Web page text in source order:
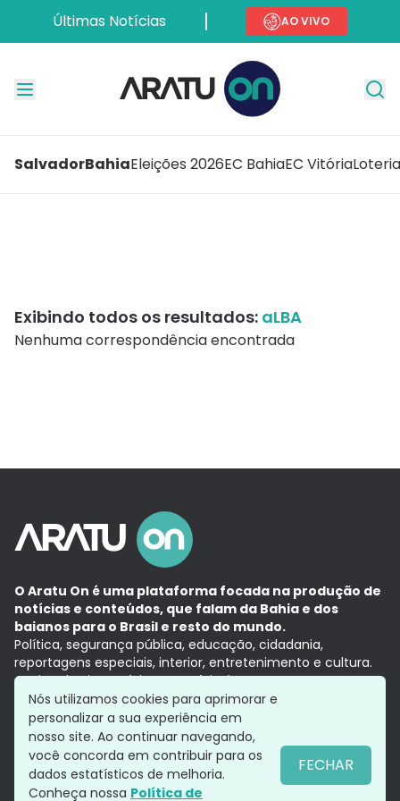
Últimas Notícias AO VIVO
SalvadorBahiaEleições 2026EC BahiaEC Vitória
Exibindo todos os resultados: aLBA
Nenhuma correspondência encontrada
O Aratu On é uma plataforma focada na produção de
notícias e conteúdos, que falam da Bahia e dos
baianos para o Brasil e resto do mundo.
Política, segurança pública, educação, cidadania,
reportagens especiais, interior, entretenimento e cultura.
Aqui, tudo vira notícia e a notícia é no tempo presente,
com a credibilidade do Grupo Aratu.
Grupo Aratu
Política de privacidade
Siga-nos
Nós utilizamos cookies para aprimorar e
personalizar a sua experiência em
nosso site. Ao continuar navegando,
você concorda em contribuir para os
dados estatísticos de melhoria.
Conheça nossa Política de
FECHAR